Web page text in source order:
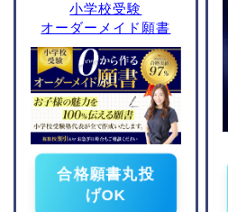
小学校受験
オーダーメイド願書
合格願書丸投
げOK
日本女子大学附属豊明小
学校
東京学芸大学附属世田谷
小学校
光塩女子学院初等科
筑波大学附属小学校
東京学芸大学附属竹早小
学校
お茶の水女子大学附属小